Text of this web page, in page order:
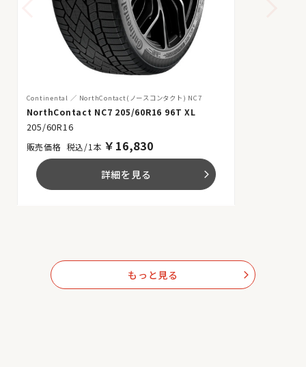
Continental NorthContact(ノースコンタクト) NC7
NorthContact NC7 205/60R16 96T XL
205/60R16
税込/1本 ￥ 16,830
詳細を見る arrow_forward_ios
もっと見る arrow_forward_ios